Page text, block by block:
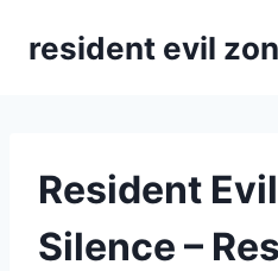
Inhaltresident evil
Resident
Silence –